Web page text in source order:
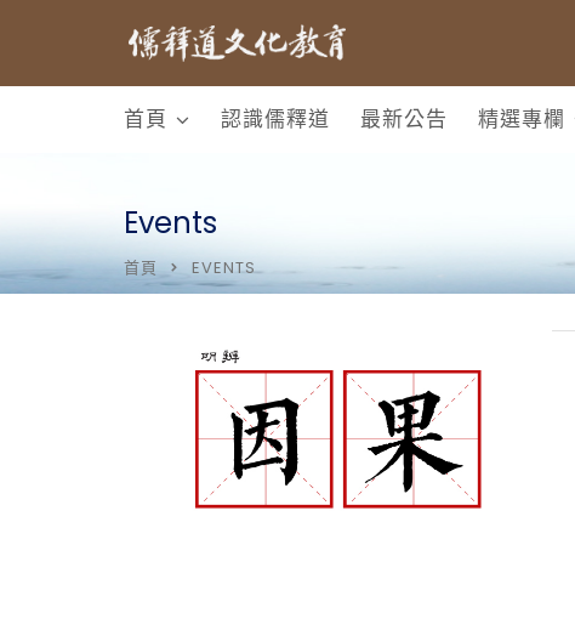
首頁 認識儒釋道 最新公告 精選專欄
Events
首頁 EVENTS